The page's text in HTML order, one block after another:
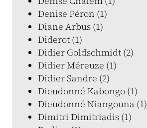
Denise Péron (1)
Diane Arbus (1)
Diderot (1)
Didier Goldschmidt (2)
Didier Méreuze (1)
Didier Sandre (2)
Dieudonné Kabongo (1)
Dieudonné Niangouna (1)
Dimitri Dimitriadis (1)